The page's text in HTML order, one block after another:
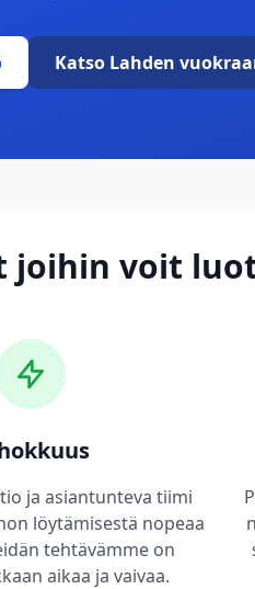
Katso Lahden
joihin voit
ja asiantunteva tiimi
löytämisestä nopeaa
tehtävämme on
aikaa ja vaivaa.